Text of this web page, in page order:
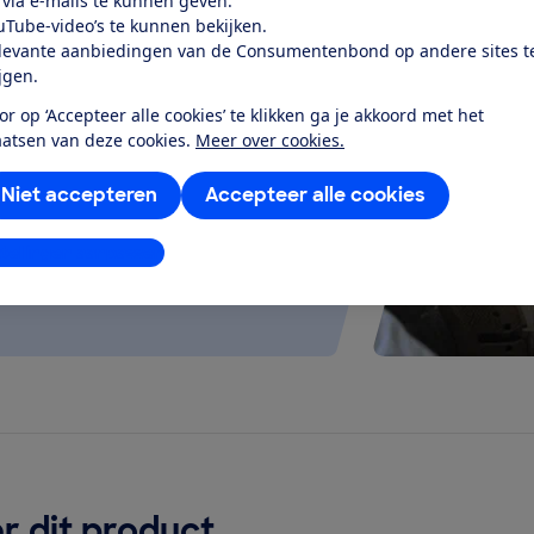
video’s te kunnen bekijken.
aanbiedingen van de Consumentenbond op andere sites
op ‘Accepteer alle cookies’ te klikken ga je akkoord met het
van deze cookies. Meer over cookies.
Accepteer alle cookies
Niet accepteren
aanpassen
goed uit en werkt stil en